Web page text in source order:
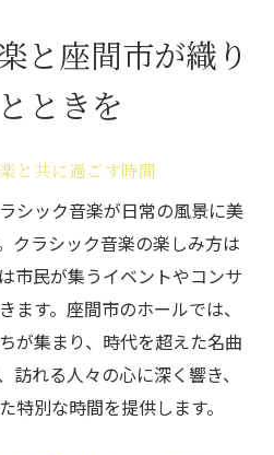
と座間市が織り
ときを
と共に過ごす時間
シック音楽が日常の風景に美
クラシック音楽の楽しみ方は
市民が集うイベントやコンサ
ます。座間市のホールでは、
が集まり、時代を超えた名曲
訪れる人々の心に深く響き、
特別な時間を提供します。